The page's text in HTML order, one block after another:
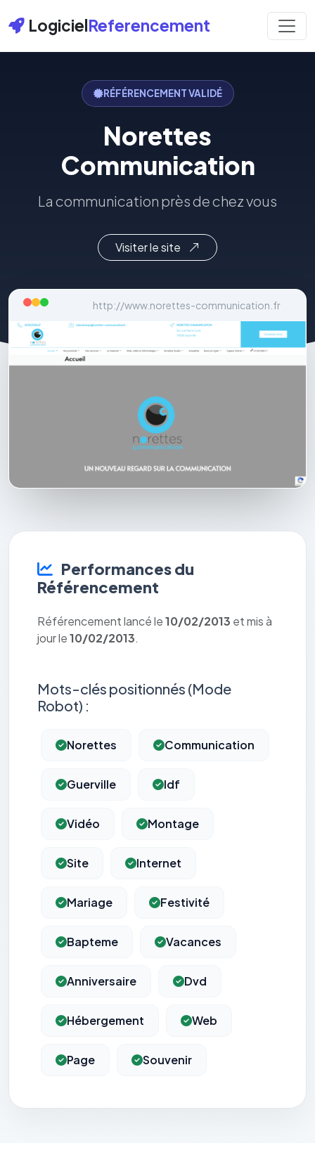
LogicielReferencement
RÉFÉRENCEMENT VALIDÉ
Norettes
Communication
La communication près de chez vous
Visiter le site
http://www.norettes-communication.fr
Performances du
Référencement
Référencement lancé le10/02/2013 et mis à
jour le10/02/2013.
Mots-clés positionnés (Mode
Robot) :
Norettes Communication
Guerville Idf
Vidéo Montage
Site Internet
Mariage Festivité
Bapteme Vacances
Anniversaire Dvd
Hébergement Web
Page Souvenir